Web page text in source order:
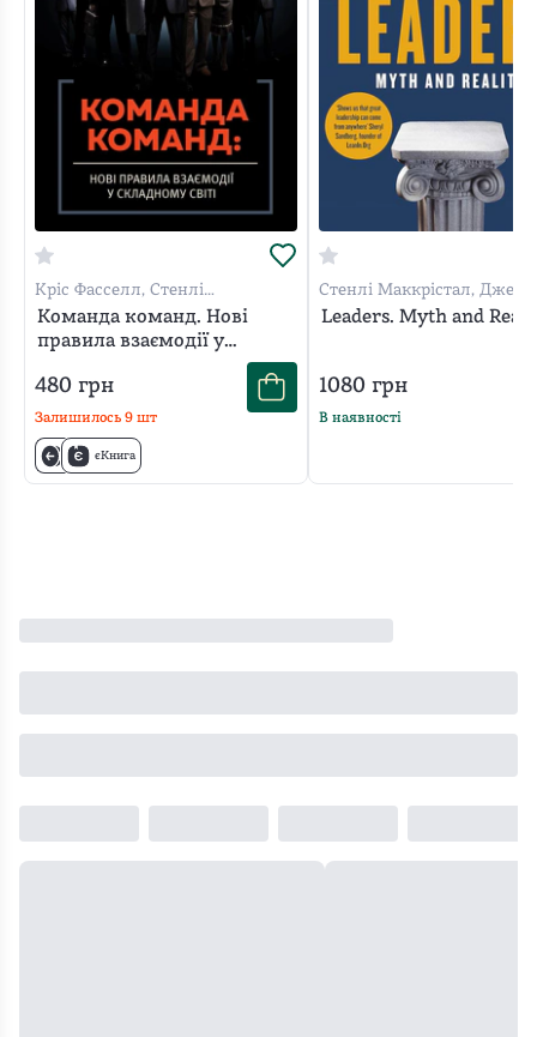
Кріс Фасселл, Стенлі
Маккрістал, Тантум Коллінз,
Девід Сильверман
Команда команд. Нові
правила взаємодії у
480 грн
Залишилось 9 шт
єКнига
Стенлі Маккрістал, Джефф
Еггерс, Джейсон Мангоне
Leaders. Myth and
1080грн
В наявності